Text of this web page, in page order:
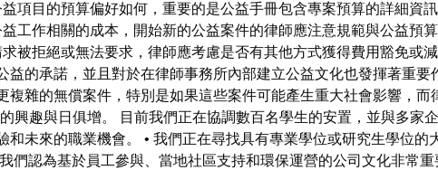
項目的預算偏好如何，重要的是公益手冊包含專案預算的詳細資
工作相關的成本，開始新的公益案件的律師應注意規範與公益預
被拒絕或無法要求，律師應考慮是否有其他方式獲得費用豁免或
益的承諾，並且對於在律師事務所內部建立公益文化也發揮著重
複雜的無償案件，特別是如果這些案件可能產生重大社會影響，
興趣與日俱增。 目前我們正在協調數百名學生的安置，並與多家
未來的職業機會。 • 我們正在尋找具有專業學位或研究生學位
們認為基於員工參與、當地社區支持和環保運營的公司文化非常